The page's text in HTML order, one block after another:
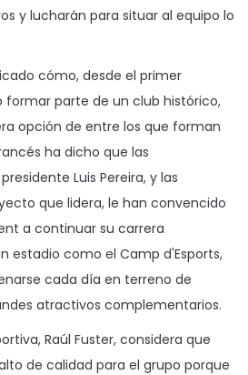
y lucharán para situar al equipo lo
cómo, desde el primer
parte de un club histórico,
opción de entre los que forman
ha dicho que las
Luis Pereira, y las
que lidera, le han convencido
a continuar su carrera
estadio como el Camp d'Esports,
cada día en terreno de
atractivos complementarios.
Raúl Fuster, considera que
de calidad para el grupo porque